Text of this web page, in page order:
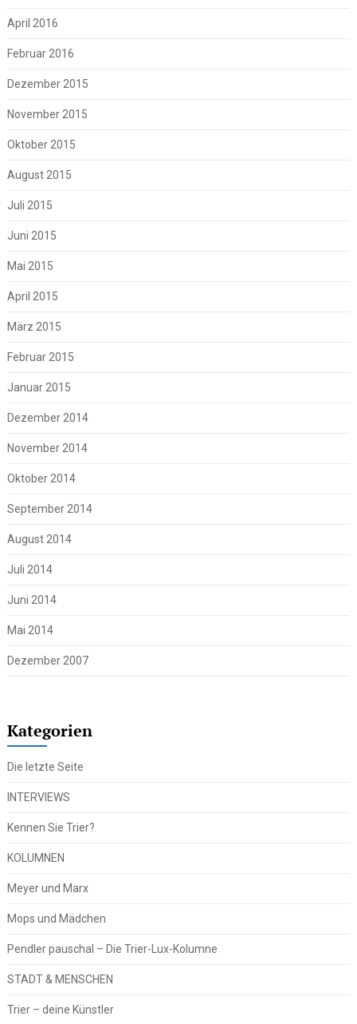
April 2016
Februar 2016
Dezember 2015
November 2015
Oktober 2015
August 2015
Juli 2015
Juni 2015
Mai 2015
April 2015
März 2015
Februar 2015
Januar 2015
Dezember 2014
November 2014
Oktober 2014
September 2014
August 2014
Juli 2014
Juni 2014
Mai 2014
Dezember 2007
Kategorien
Die letzte Seite
INTERVIEWS
Kennen Sie Trier?
KOLUMNEN
Meyer und Marx
Mops und Mädchen
Pendler pauschal – Die Trier-Lux-Kolumne
STADT & MENSCHEN
Trier – deine Künstler